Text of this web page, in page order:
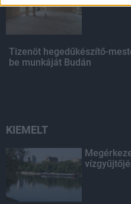
Tizenöt hegedűkészítő-
be munkáját Budán
KIEMELT